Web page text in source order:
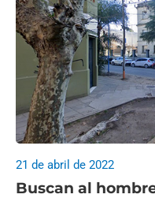
Buscan al
21 de abril de 2022